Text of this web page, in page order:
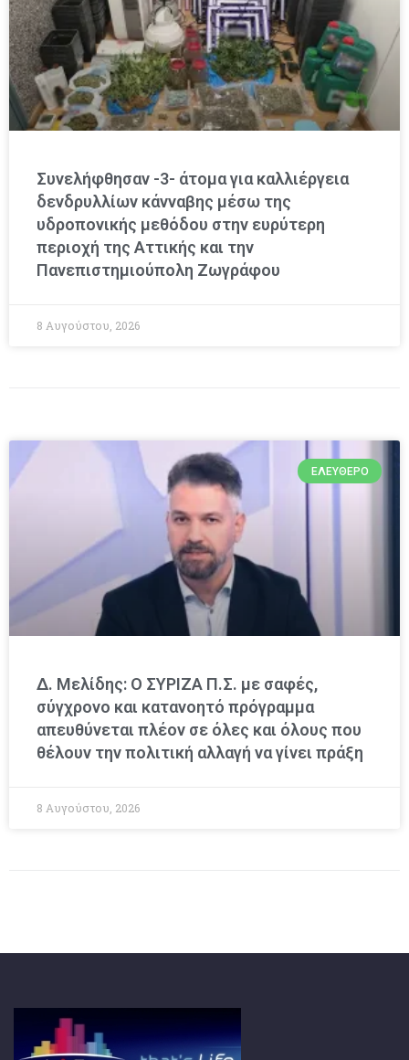
Συνελήφθησαν -3- άτομα για καλλιέργεια
δενδρυλλίων κάνναβης μέσω της
υδροπονικής μεθόδου στην ευρύτερη
περιοχή της Αττικής και την
Πανεπιστημιούπολη Ζωγράφου
8 Αυγούστου, 2026
ΕΛΕΎΘΕΡΟ
Δ. Μελίδης: Ο ΣΥΡΙΖΑ Π.Σ. με σαφές,
σύγχρονο και κατανοητό πρόγραμμα
απευθύνεται πλέον σε όλες και όλους που
θέλουν την πολιτική αλλαγή να γίνει πράξη
8 Αυγούστου, 2026